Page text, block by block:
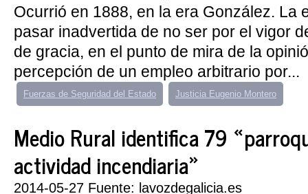
Ocurrió en 1888, en la era González. La
pasar inadvertida de no ser por el vigor
de gracia, en el punto de mira de la
percepción de un empleo arbitrario por...
Fuerzas de Seguridad del Estado Justicia Eugenio Montero
Medio Rural identifica 79
actividad incendiaria»
2014-05-27 Fuente: lavozdegalicia.es